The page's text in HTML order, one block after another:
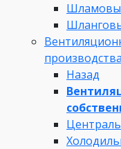
производства
Назад